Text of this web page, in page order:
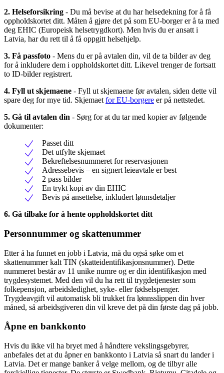
2. Helseforsikring - Du må bevise at du har helsedekning for å få
oppholdskortet ditt. Måten å gjøre det på som EU-borger er å ta med
deg EHIC (Europeisk helsetrygdkort). Men hvis du er ansatt i
Latvia, har du rett til å få oppgitt helsehjelp.
3. Få passfoto - Mens du er på avtalen din, vil de ta bilder av deg
for å inkludere dem i oppholdskortet ditt. Likevel trenger de fortsatt
to ID-bilder registrert.
4. Fyll ut skjemaene - Fyll ut skjemaene før avtalen, siden dette vil
spare deg for mye tid. Skjemaet for EU-borgere er på nettstedet.
5. Gå til avtalen din - Sørg for at du tar med kopier av følgende
dokumenter:
Passet ditt
Det utfylte skjemaet
Bekreftelsesnummeret for reservasjonen
Adressebevis – en signert leieavtale er best
2 pass bilder
En trykt kopi av din EHIC
Bevis på ansettelse, inkludert lønnsdetaljer
6. Gå tilbake for å hente oppholdskortet ditt
Personnummer og skattenummer
Etter å ha funnet en jobb i Latvia, må du også søke om et
skattenummer kalt TIN (skatteidentifikasjonsnummer). Dette
nummeret består av 11 unike numre og er din identifikasjon med
trygdesystemet. Med den vil du ha rett til trygdetjenester som
folkepensjon, arbeidsledighet, syke- eller fødselspenger.
Trygdeavgift vil automatisk bli trukket fra lønnsslippen din hver
måned, så arbeidsgiveren din vil kreve det på din første dag på jobb.
Åpne en bankkonto
Hvis du ikke vil ha bryet med å håndtere vekslingsgebyrer,
anbefales det at du åpner en bankkonto i Latvia så snart du lander i
Latvia. Det er mange banker å velge mellom, og de tilbyr alle